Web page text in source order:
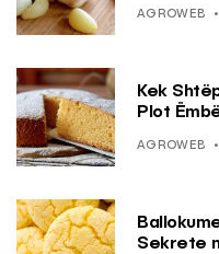
AGROWEB
Kek
Plot
AGROWEB
Sekrete